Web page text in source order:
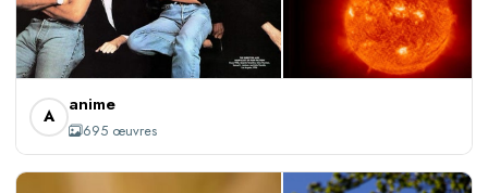
A anime
695 œuvres